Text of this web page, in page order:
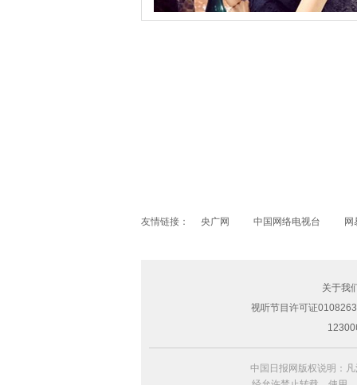
友情链接： 央广网 中国网络电视台 网
关于我
视听节目许可证0108263
中国日报网版权说明：